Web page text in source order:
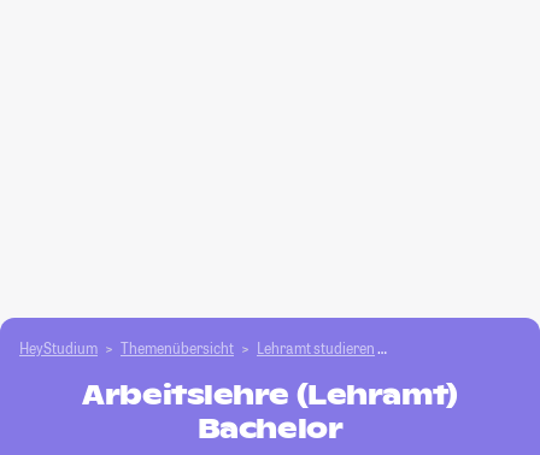
HeyStudium Themenübersicht Lehramt studieren
Arbeitslehre (Lehramt)
Bachelor